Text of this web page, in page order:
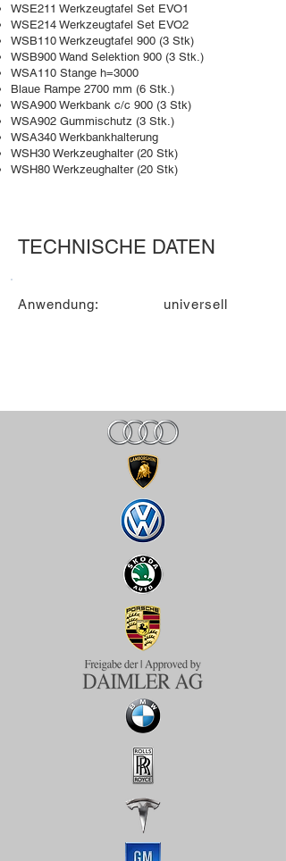
WSE211 Werkzeugtafel Set EVO1
WSE214 Werkzeugtafel Set EVO2
WSB110 Werkzeugtafel 900 (3 Stk)
WSB900 Wand Selektion 900 (3 Stk.)
WSA110 Stange h=3000
Blaue Rampe 2700 mm (6 Stk.)
WSA900 Werkbank c/c 900 (3 Stk)
WSA902 Gummischutz (3 Stk.)
WSA340 Werkbankhalterung
WSH30 Werkzeughalter (20 Stk)
WSH80 Werkzeughalter (20 Stk)
TECHNISCHE DATEN
Anwendung: universell